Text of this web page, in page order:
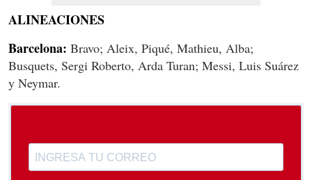
ALINEACIONES
Barcelona: Bravo; Aleix, Piqué, Mathieu, Alba;
Busquets, Sergi Roberto, Arda Turan; Messi, Luis Suárez
y Neymar.